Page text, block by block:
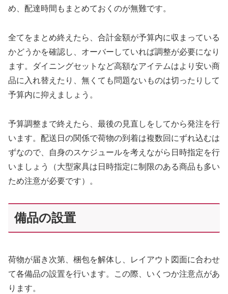
め、配達時間もまとめておくのが無難です。
全てをまとめ終えたら、合計金額が予算内に収まっている
かどうかを確認し、オーバーしていれば調整が必要になり
ます。ダイニングセットなど高額なアイテムはより安い商
品に入れ替えたり、無くても問題ないものは切ったりして
予算内に抑えましょう。
予算調整まで終えたら、最後の見直しをしてから発注を行
います。配送日の関係で荷物の到着は複数回にずれ込むは
ずなので、自身のスケジュールを考えながら日時指定を行
いましょう（大型家具は日時指定に制限のある商品も多い
ため注意が必要です）。
備品の設置
荷物が届き次第、梱包を解体し、レイアウト図面に合わせ
て各備品の設置を行います。この際、いくつか注意点があ
ります。